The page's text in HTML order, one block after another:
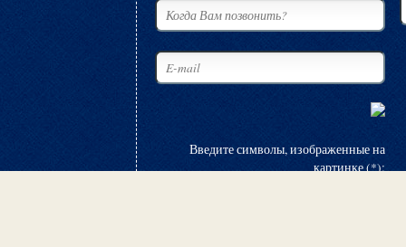
Введите символы, изображенные на
картинке (*):